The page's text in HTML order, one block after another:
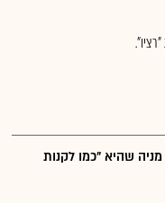
שהיא "כמו לקנות